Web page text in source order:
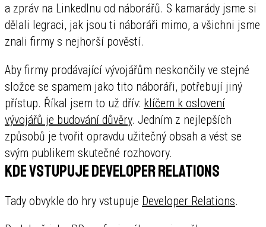
a zpráv na LinkedInu od náborářů. S kamarády jsme si
dělali legraci, jak jsou ti náboráři mimo, a všichni jsme
znali firmy s nejhorší pověstí.
Aby firmy prodávající vývojářům neskončily ve stejné
složce se spamem jako tito náboráři, potřebují jiný
přístup. Říkal jsem to už dřív: klíčem k oslovení
vývojářů je budování důvěry. Jedním z nejlepších
způsobů je tvořit opravdu užitečný obsah a vést se
svým publikem skutečné rozhovory.
Kde vstupuje Developer Relations
Tady obvykle do hry vstupuje Developer Relations.